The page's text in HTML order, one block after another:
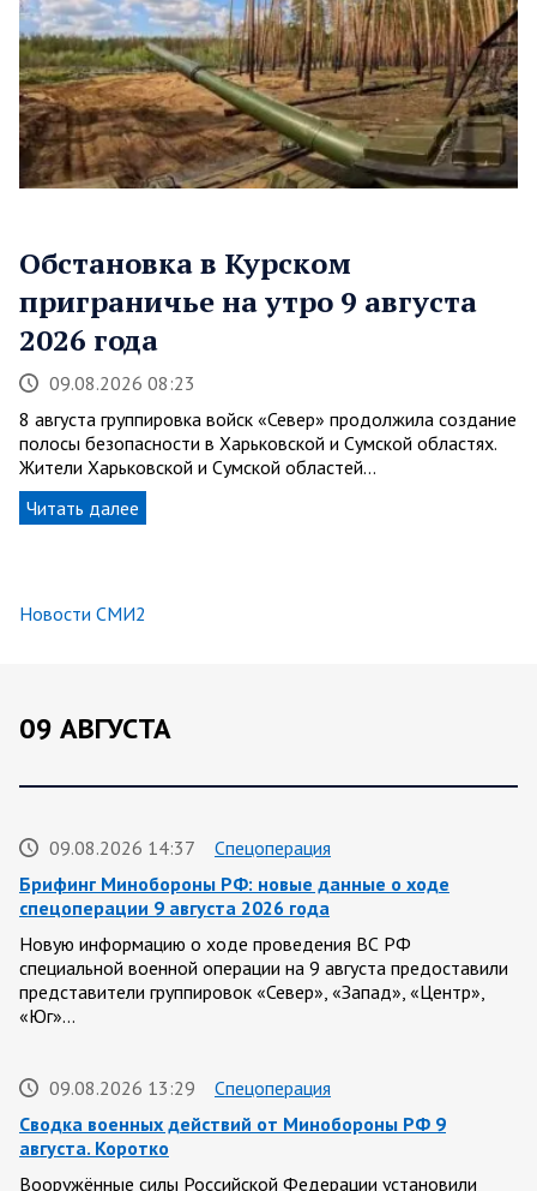
Обстановка в Курском
приграничье на утро 9 августа
2026 года
09.08.2026 08:23
8 августа группировка войск «Север» продолжила создание
полосы безопасности в Харьковской и Сумской областях.
Жители Харьковской и Сумской областей…
Читать далее
Новости СМИ2
09 АВГУСТА
09.08.2026 14:37
Спецоперация
Брифинг Минобороны РФ: новые данные о ходе
спецоперации 9 августа 2026 года
Новую информацию о ходе проведения ВС РФ
специальной военной операции на 9 августа предоставили
представители группировок «Север», «Запад», «Центр»,
«Юг»…
09.08.2026 13:29
Спецоперация
Сводка военных действий от Минобороны РФ 9
августа. Коротко
Вооружённые силы Российской Федерации установили